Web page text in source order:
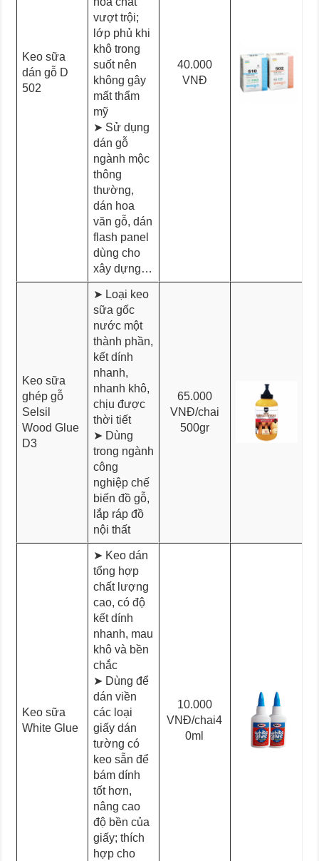
Keo sữa
dán gỗ D
502
vượt trội;
lớp phủ khi
khô trong
suốt nên
không gây
mất thẩm
mỹ
➤ Sử dụng
dán gỗ
ngành mộc
thông
thường,
dán hoa
văn gỗ, dán
flash panel
dùng cho
xây dựng…
40.000
VNĐ
Keo sữa
ghép gỗ
Selsil
Wood Glue
D3
➤ Loại keo
sữa gốc
nước một
thành phần,
kết dính
nhanh,
nhanh khô,
chịu được
thời tiết
➤ Dùng
trong ngành
công
nghiệp chế
biến đồ gỗ,
lắp ráp đồ
nội thất
65.000
VNĐ/chai
500gr
Keo sữa
White Glue
➤ Keo dán
tổng hợp
chất lượng
cao, có độ
kết dính
nhanh, mau
khô và bền
chắc
➤ Dùng để
dán viền
các loại
giấy dán
tường có
keo sẵn để
bám dính
tốt hơn,
nâng cao
độ bền của
giấy; thích
hợp cho
10.000
VNĐ/chai4
0ml